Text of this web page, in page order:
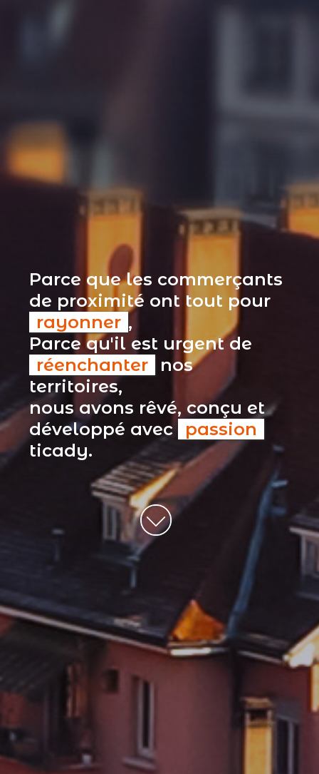
Parce que les commerçants
de proximité ont tout pour
rayonner ,
Parce qu'il est urgent de
réenchanter
nos
territoires,
nous avons rêvé, conçu et
développé avec passion
ticady.